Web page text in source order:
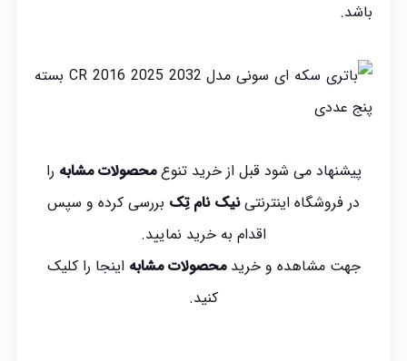
باشد.
پیشنهاد می شود قبل از خرید تنوعمحصولات مشابه را
در فروشگاه اینترنتینیک نام تِک بررسی کرده و سپس
اقدام به خرید نمایید.
جهت مشاهده و خریدمحصولات مشابه اینجا را کلیک
کنید.